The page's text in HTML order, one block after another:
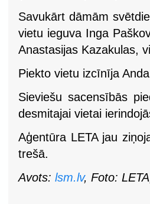
Savukārt dāmām
vietu ieguva Inga
Anastasijas Kazakulas,
Piekto vietu izcīnīja
Sieviešu sacensībās
desmitajai vietai
Aģentūra LETA jau
trešā.
Avots: lsm.lv, Foto: